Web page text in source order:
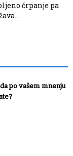
črpanje pa
po vašem mnenju